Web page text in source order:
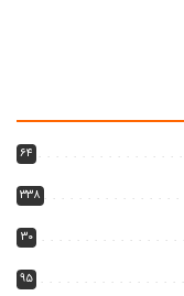
۶۴
۳۳۸
۳۰
۹۵